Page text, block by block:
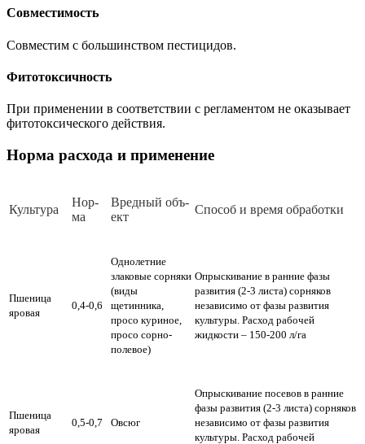
Совместимость
Совместим с большинством пестицидов.
Фитотоксичность
При применении в соответствии с регламентом не оказывает
фитотоксического действия.
Норма расхода и применение
Куль­ту­ра
Нор­
ма
Вред­ный объ­
ект
Спо­соб и вре­мя об­ра­бот­ки
Пшеница
яровая
0,4-0,6
Однолетние
злаковые сорняки
(виды
щетинника,
просо куриное,
просо сорно-
полевое)
Опрыскивание в ранние фазы
развития (2-3 листа) сорняков
независимо от фазы развития
культуры. Расход рабочей
жидкости – 150-200 л/га
Пшеница
яровая
0,5-0,7 Овсюг
Опрыскивание посевов в ранние
фазы развития (2-3 листа) сорняков
независимо от фазы развития
культуры. Расход рабочей